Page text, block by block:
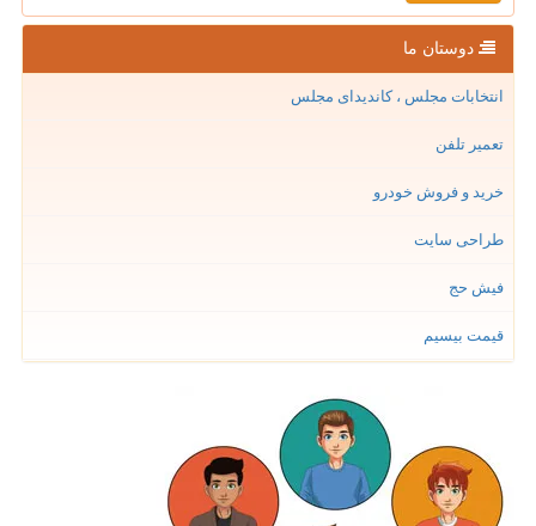
دوستان ما
انتخابات مجلس ، کاندیدای مجلس
تعمیر تلفن
خرید و فروش خودرو
طراحی سایت
فیش حج
قیمت بیسیم